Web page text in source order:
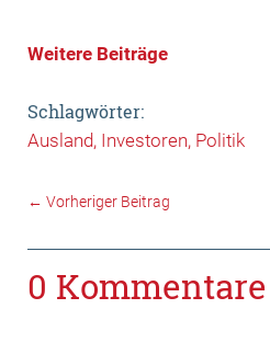
Weitere Beiträge
Schlagwörter:
Ausland Investoren Politik
← Vorheriger Beitrag
0 Kommentare